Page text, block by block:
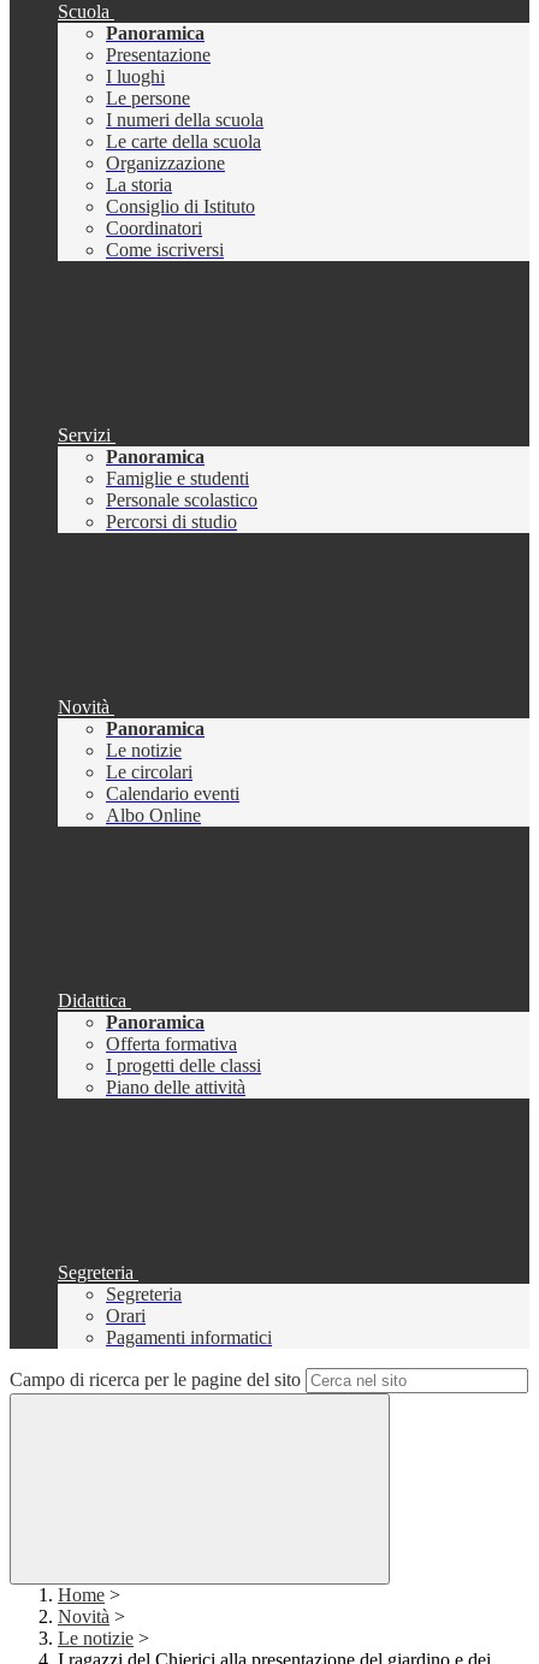
Scuola
Panoramica
Presentazione
I luoghi
Le persone
I numeri della scuola
Le carte della scuola
Organizzazione
La storia
Consiglio di Istituto
Coordinatori
Come iscriversi
Servizi
Panoramica
Famiglie e studenti
Personale scolastico
Percorsi di studio
Novità
Panoramica
Le notizie
Le circolari
Calendario eventi
Albo Online
Didattica
Panoramica
Offerta formativa
I progetti delle classi
Piano delle attività
Segreteria
Segreteria
Orari
Pagamenti informatici
Campo di ricerca per le pagine del sito
Home >
Novità >
Le notizie >